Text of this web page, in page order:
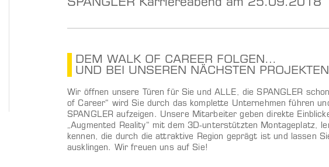
SPANGLER Karriereabend am 25.09.2018
DEM WALK OF CAREER FOLGEN…
UND BEI UNSEREN NÄCHSTEN
Wir öffnen unsere Türen für Sie und ALLE, die SPANGLER
of Career“ wird Sie durch das komplette Unternehmen führen
SPANGLER aufzeigen. Unsere Mitarbeiter geben direkte
„Augmented Reality“ mit dem 3D-unterstützten Montageplatz,
kennen, die durch die attraktive Region geprägt ist und lassen
ausklingen. Wir freuen uns auf Sie!